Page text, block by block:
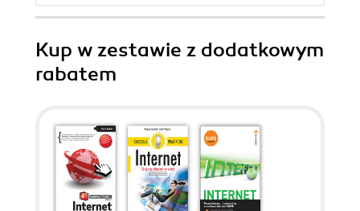
Kup w zestawie z dodatkowym
rabatem